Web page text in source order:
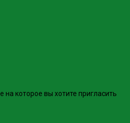
которое вы хотите пригласить